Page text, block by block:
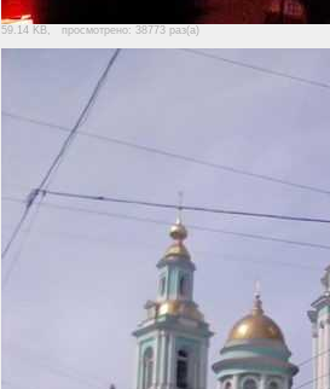
59.14 KB, просмотрено: 38773 раз(а)